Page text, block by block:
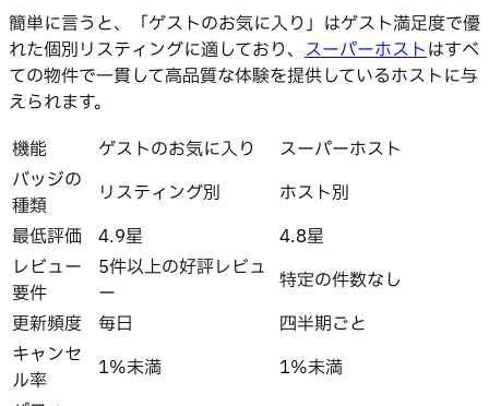
簡単に言うと、「ゲストのお気に入り」はゲスト満足度で優
れた個別リスティングに適しており、 スーパーホストはすべ
ての物件で一貫して高品質な体験を提供しているホストに与
えられます。
機能
ゲストのお気に入り
スーパーホスト
バッジの
種類
リスティング別
ホスト別
最低評価
4.9星
4.8星
レビュー
要件
5件以上の好評レビュ
ー
特定の件数なし
更新頻度
毎日
四半期ごと
キャンセ
ル率
1%未満
1%未満